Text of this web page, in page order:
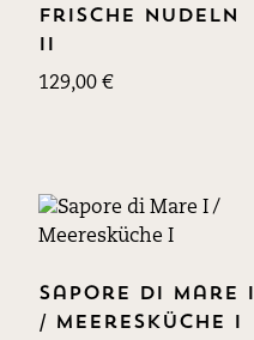
Frische Nudeln
129,00 €
Sapore di Mare I
/ Meeresküche I